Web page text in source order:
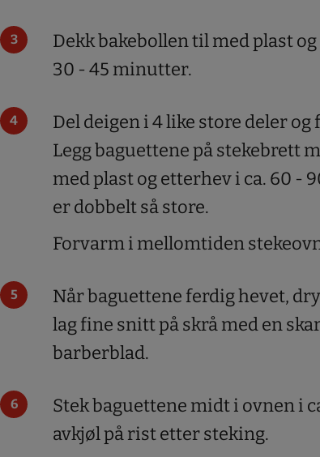
Dekk bakebollen til med plast
30 - 45 minutter.
Del deigen i 4 like store deler
Legg baguettene på stekebrett
med plast og etterhev i ca. 60 -
er dobbelt så store.
Forvarm i mellomtiden
Når baguettene ferdig hevet,
lag fine snitt på skrå med en
barberblad.
Stek baguettene midt i ovnen i
avkjøl på rist etter steking.